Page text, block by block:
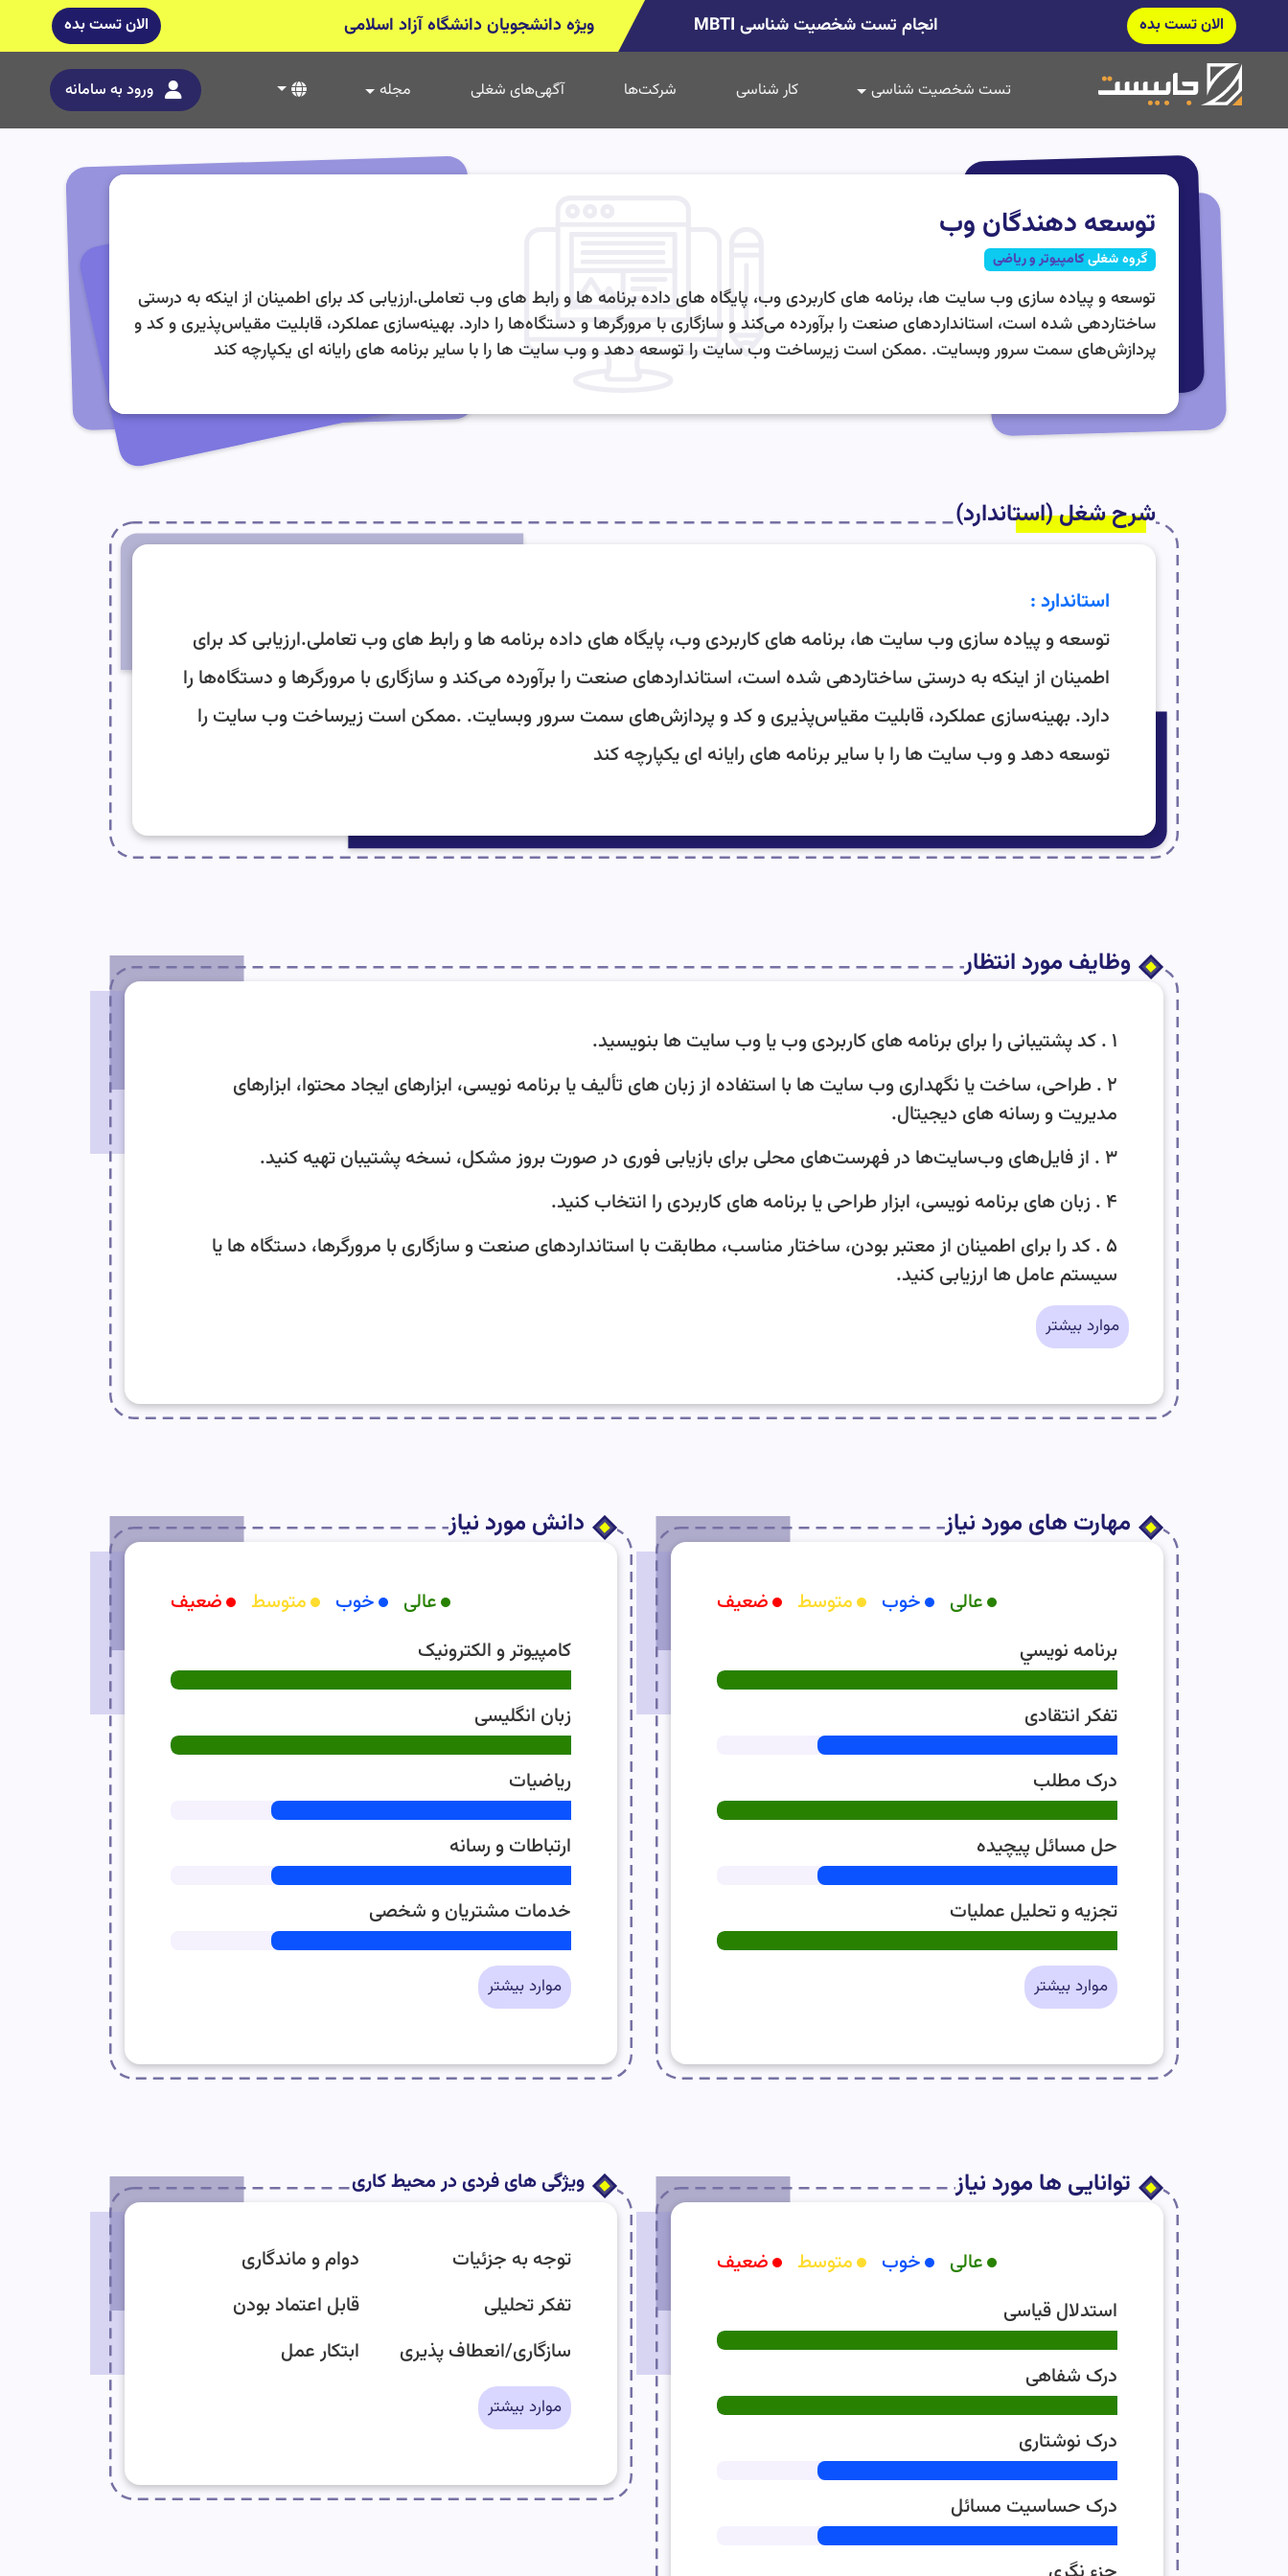
الان تست بده انجام تست شخصیت شناسی MBTI ویژه دانشجویان دانشگاه آزاد اسلامی الان تست بده
تست شخصیت شناسی کار شناسی شرکت‌ها آگهی‌های شغلی مجله ورود به سامانه
توسعه دهندگان وب
گروه شغلیکامپیوتر و ریاضی
توسعه و پیاده سازی وب سایت ها، برنامه های کاربردی وب، پایگاه های داده برنامه ها و رابط های وب تعاملی.ارزیابی کد برای اطمینان از اینکه به درستی
ساختاردهی شده است، استانداردهای صنعت را برآورده می‌کند و سازگاری با مرورگرها و دستگاه‌ها را دارد. بهینه‌سازی عملکرد، قابلیت مقیاس‌پذیری و کد و
پردازش‌های سمت سرور وبسایت. .ممکن است زیرساخت وب سایت را توسعه دهد و وب سایت ها را با سایر برنامه های رایانه ای یکپارچه کند
شرح شغل (استاندارد)
استاندارد :
توسعه و پیاده سازی وب سایت ها، برنامه های کاربردی وب، پایگاه های داده برنامه ها و رابط های وب تعاملی.ارزیابی کد برای
اطمینان از اینکه به درستی ساختاردهی شده است، استانداردهای صنعت را برآورده می‌کند و سازگاری با مرورگرها و دستگاه‌ها را
دارد. بهینه‌سازی عملکرد، قابلیت مقیاس‌پذیری و کد و پردازش‌های سمت سرور وبسایت. .ممکن است زیرساخت وب سایت را
توسعه دهد و وب سایت ها را با سایر برنامه های رایانه ای یکپارچه کند
وظایف مورد انتظار
۱ . کد پشتیبانی را برای برنامه های کاربردی وب یا وب سایت ها بنویسید.
۲ . طراحی، ساخت یا نگهداری وب سایت ها با استفاده از زبان های تألیف یا برنامه نویسی، ابزارهای ایجاد محتوا، ابزارهای
مدیریت و رسانه های دیجیتال.
۳ . از فایل‌های وب‌سایت‌ها در فهرست‌های محلی برای بازیابی فوری در صورت بروز مشکل، نسخه پشتیبان تهیه کنید.
۴ . زبان های برنامه نویسی، ابزار طراحی یا برنامه های کاربردی را انتخاب کنید.
۵ . کد را برای اطمینان از معتبر بودن، ساختار مناسب، مطابقت با استانداردهای صنعت و سازگاری با مرورگرها، دستگاه ها یا
سیستم عامل ها ارزیابی کنید.
موارد بیشتر
مهارت های مورد نیاز
عالی خوب متوسط
ضعیف
برنامه نويسي
تفکر انتقادی
درک مطلب
حل مسائل پیچیده
تجزیه و تحلیل عملیات
موارد بیشتر
دانش مورد نیاز
عالی خوب متوسط
ضعیف
کامپیوتر و الکترونیک
زبان انگلیسی
ریاضیات
ارتباطات و رسانه
خدمات مشتریان و شخصی
موارد بیشتر
توانایی ها مورد نیاز
عالی خوب متوسط
ضعیف
استدلال قیاسی
درک شفاهی
درک نوشتاری
درک حساسیت مسائل
ویژگی های فردی در محیط کاری
توجه به جزئیات
دوام و ماندگاری
تفکر تحلیلی
قابل اعتماد بودن
سازگاری/انعطاف پذیری
ابتکار عمل
موارد بیشتر